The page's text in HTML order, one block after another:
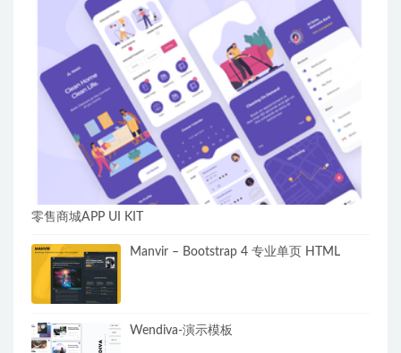
零售商城APP UI KIT
Manvir – Bootstrap 4 专业单页 HTML
Wendiva-演示模板